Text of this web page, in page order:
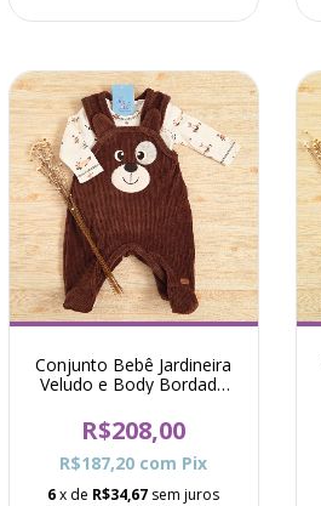
Conjunto Bebê Jardineira
Veludo e Body Bordado
R$208,00
R$187,20 com Pix
6x de R$34,67 sem juros